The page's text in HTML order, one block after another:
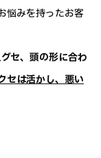
みを持ったお客
セ、頭の形に合わ
セは活かし、悪い